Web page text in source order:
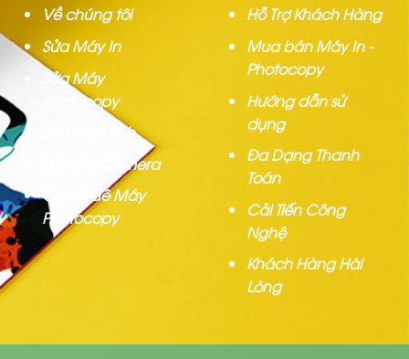
Về chúng tôi
Sửa Máy In
Sửa Máy
Photocopy
Sửa Máy Tính
Lắp đặt Camera
Cho Thuê Máy
Photocopy
Hỗ Trợ Khách Hàng
Mua bán Máy In -
Photocopy
Hướng dẫn sử
dụng
Đa Dạng Thanh
Toán
Cải Tiến Công
Nghệ
Khách Hàng Hài
Lòng